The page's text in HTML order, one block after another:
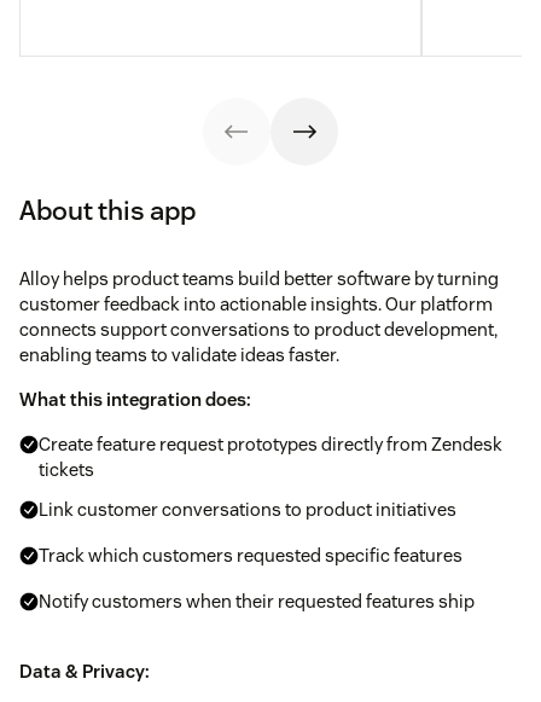
About this app
Alloy helps product teams build better software by turning
customer feedback into actionable insights. Our platform
connects support conversations to product development,
enabling teams to validate ideas faster.
What this integration does:
Create feature request prototypes directly from Zendesk
tickets
Link customer conversations to product initiatives
Track which customers requested specific features
Notify customers when their requested features ship
Data & Privacy: